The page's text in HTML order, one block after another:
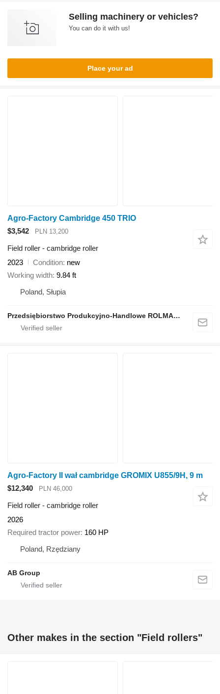
Selling machinery or vehicles?
You can do it with us!
Place your ad
Agro-Factory Cambridge 450 TRIO
$3,542
PLN 13,200
Field roller - cambridge roller
2023
Condition new
Working width 9.84 ft
Poland, Słupia
Przedsiębiorstwo Produkcyjno-Handlowe ROLMAPOL Marcin Dziekan
Agro-Factory II wał cambridge GROMIX U855/9H, 9 m
$12,340
PLN 46,000
Field roller - cambridge roller
2026
Required tractor power 160 HP
Poland, Rzędziany
AB Group
Other makes in the section "Field rollers"